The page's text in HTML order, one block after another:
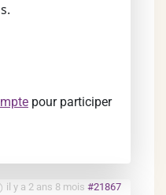
pour participer
il y a 2 ans 8 mois #21867